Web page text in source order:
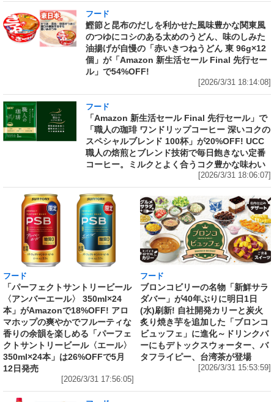
フード
鰹節と昆布のだしを利かせた風味豊かな関東風
のつゆにコシのある太めのうどん、味のしみた
油揚げが自慢の「赤いきつねうどん 東 96g×12
個」が「Amazon 新生活セール Final 先行セー
ル」で54%OFF!
[2026/3/31 18:14:08]
フード
「Amazon 新生活セール Final 先行セール」で
「職人の珈琲 ワンドリップコーヒー 深いコクの
スペシャルブレンド 100杯」が20%OFF! UCC
職人の焙煎とブレンド技術で毎日飽きない定番
コーヒー。ミルクとよく合うコク豊かな味わい
[2026/3/31 18:06:07]
フード
「パーフェクトサントリービール
〈アンバーエール〉 350ml×24
本」がAmazonで18%OFF! アロ
マホップの爽やかでフルーティな
香りの余韻を楽しめる「パーフェ
クトサントリービール〈エール〉
350ml×24本」は26%OFFで5月
12日発売
[2026/3/31 17:56:05]
フード
ブロンコビリーの名物「新鮮サラ
ダバー」が40年ぶりに明日1日
(水)刷新! 自社開発カリーと炭火
炙り焼き芋を追加した「ブロンコ
ビュッフェ」に進化～ドリンクバ
ーにもデトックスウォーター、バ
タフライピー、台湾茶が登場
[2026/3/31 15:53:59]